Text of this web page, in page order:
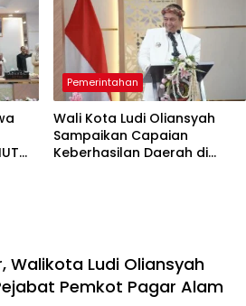
Pemerintahan
Wali Kota Ludi Oliansyah
Sampaikan Capaian
Keberhasilan Daerah di
Walikota Ludi Oliansyah
Pemkot Pagar Alam